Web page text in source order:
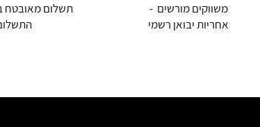
תשלום מאובטח
משווקים מורשים -
אחריות יבואן רשמי